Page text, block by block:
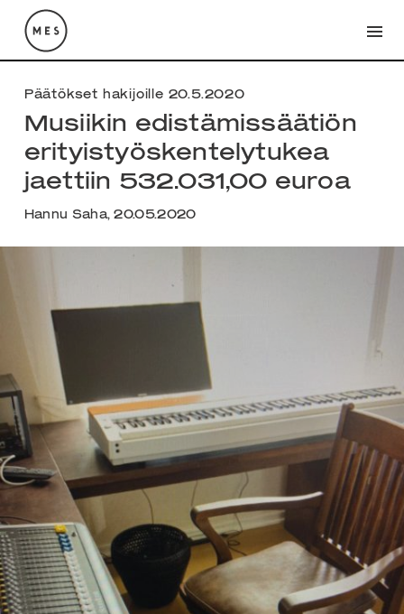
Päätökset hakijoille 20.5.2020
Musiikin edistämissäätiön
erityistyöskentelytukea
jaettiin 532.031,00 euroa
Hannu Saha, 20.05.2020